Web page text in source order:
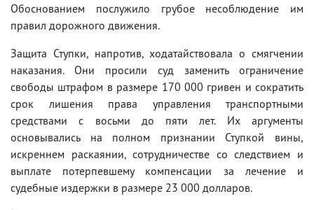
Обоснованием послужило грубое несоблюдение им
правил дорожного движения.
Защита Ступки, напротив, ходатайствовала о смягчении
наказания. Они просили суд заменить ограничение
свободы штрафом в размере 170 000 гривен и сократить
срок лишения права управления транспортными
средствами с восьми до пяти лет. Их аргументы
основывались на полном признании Ступкой вины,
искреннем раскаянии, сотрудничестве со следствием и
выплате потерпевшему компенсации за лечение и
судебные издержки в размере 23 000 долларов.